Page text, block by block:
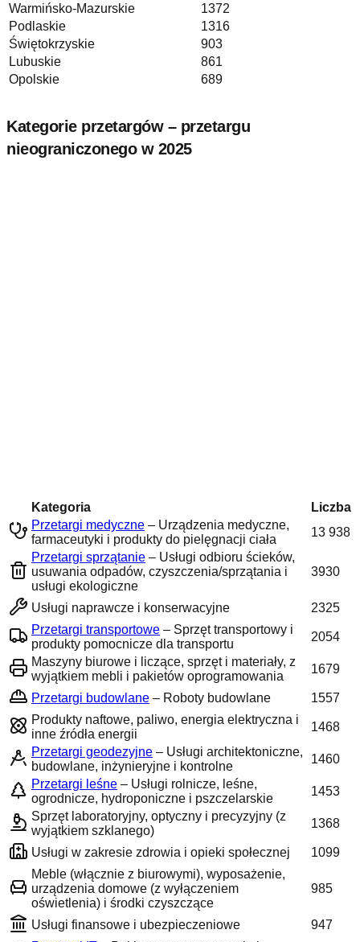
Warmińsko-Mazurskie
1372
Podlaskie
1316
Świętokrzyskie
903
Lubuskie
861
Opolskie
689
Kategorie przetargów – przetargu
nieograniczonegow 2025
Kategoria
Liczba
Przetargi medyczne – Urządzenia medyczne,
farmaceutyki i produkty do pielęgnacji ciała
13 938
Przetargi sprzątanie – Usługi odbioru ścieków,
usuwania odpadów, czyszczenia/sprzątania i
usługi ekologiczne
3930
Usługi naprawcze i konserwacyjne
2325
Przetargi transportowe – Sprzęt transportowy i
produkty pomocnicze dla transportu
2054
Maszyny biurowe i liczące, sprzęt i materiały, z
wyjątkiem mebli i pakietów oprogramowania
1679
Przetargi budowlane – Roboty budowlane
1557
Produkty naftowe, paliwo, energia elektryczna i
inne źródła energii
1468
Przetargi geodezyjne – Usługi architektoniczne,
budowlane, inżynieryjne i kontrolne
1460
Przetargi leśne – Usługi rolnicze, leśne,
ogrodnicze, hydroponiczne i pszczelarskie
1453
Sprzęt laboratoryjny, optyczny i precyzyjny (z
wyjątkiem szklanego)
1368
Usługi w zakresie zdrowia i opieki społecznej
1099
Meble (włącznie z biurowymi), wyposażenie,
urządzenia domowe (z wyłączeniem
oświetlenia) i środki czyszczące
985
Usługi finansowe i ubezpieczeniowe
947